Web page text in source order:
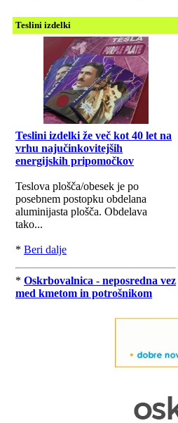
Teslini izdelki
Teslini izdelki že več kot 40 let na
vrhu najučinkovitejših
energijskih pripomočkov
Teslova plošča/obesek je po
posebnem postopku obdelana
aluminijasta plošča. Obdelava
tako...
* Beri dalje
* Oskrbovalnica - neposredna vez
med kmetom in potrošnikom